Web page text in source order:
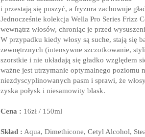
i przestają się puszyć, a fryzura zachowuje
Jednocześnie kolekcja Wella Pro Series Frizz
wewnątrz włosów, chroniąc je przed
W przypadku kiedy włosy są suche, stają się
zewnętrznych (intensywne szczotkowanie,
szorstkie i nie układają się gładko względem
ważne jest utrzymanie optymalnego poziomu
niezdyscyplinowanych pasm i sprawi, że
zyska połysk i niesamowity blask.
Cena : 16zł / 150ml
Skład : Aqua, Dimethicone, Cetyl Alcohol,